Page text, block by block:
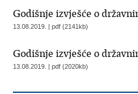
Godišnje izvješće o
13.08.2019. | pdf (2141kb)
Godišnje izvješće o
13.08.2019. | pdf (2020kb)